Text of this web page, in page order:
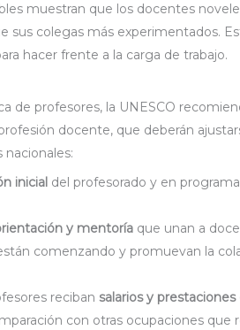
muestran que los docentes
sus colegas más experimentados.
hacer frente a la carga de trabajo.
de profesores, la UNESCO
docente, que deberán
nacionales:
inicial del profesorado y en
y mentoría que unan a
comenzando y promuevan la
recibansalarios y
con otras ocupaciones que